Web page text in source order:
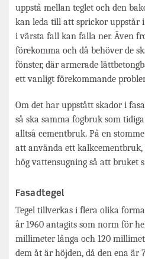
uppstå mellan teglet och den
kan leda till att sprickor uppstår
i värsta fall kan falla ner. Även
förekomma och då behöver de
fönster, där armerade
ett vanligt förekommande
Om det har uppstått skador i
så ska samma fogbruk som
alltså cementbruk. På en
att använda ett kalkcementbruk,
hög vattensugning så att bruket
Fasadtegel
Tegel tillverkas i flera olika
år 1960 antagits som norm för
millimeter långa och 120
dem åt är höjden, då den ena är